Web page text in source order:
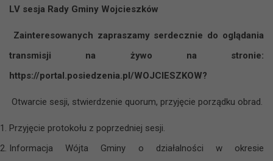
LV sesja Rady Gminy Wojcieszków
Zainteresowanych zapraszamy serdecznie do oglądania
transmisji na żywo na stronie:
https://portal.posiedzenia.pl/WOJCIESZKOW?
Otwarcie sesji, stwierdzenie quorum, przyjęcie porządku obrad.
Przyjęcie protokołu z poprzedniej sesji.
Informacja Wójta Gminy o działalności w okresie